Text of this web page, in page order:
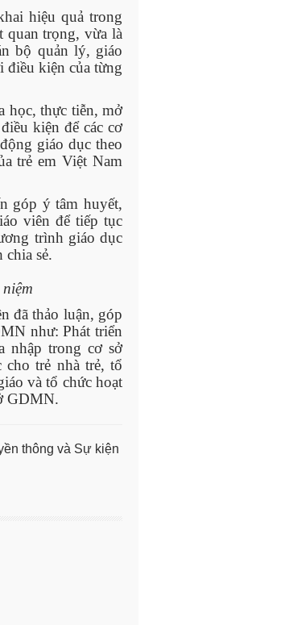
hiệu quả trong
quan trọng, vừa là
bộ quản lý, giáo
điều kiện của từng
học, thực tiễn, mở
kiện để các cơ
giáo dục theo
trẻ em Việt Nam
góp ý tâm huyết,
viên để tiếp tục
trình giáo dục
sẻ.
đã thảo luận, góp
như: Phát triển
nhập trong cơ sở
trẻ nhà trẻ, tổ
và tổ chức hoạt
GDMN.
thông và Sự kiện